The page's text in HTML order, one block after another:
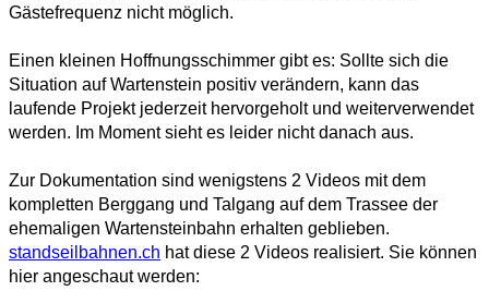
Gästefrequenz nicht möglich.
Einen kleinen Hoffnungsschimmer gibt es: Sollte sich die
Situation auf Wartenstein positiv verändern, kann das
laufende Projekt jederzeit hervorgeholt und weiterverwendet
werden. Im Moment sieht es leider nicht danach aus.
Zur Dokumentation sind wenigstens 2 Videos mit dem
kompletten Berggang und Talgang auf dem Trassee der
ehemaligen Wartensteinbahn erhalten geblieben.
standseilbahnen.ch hat diese 2 Videos realisiert. Sie können
hier angeschaut werden: